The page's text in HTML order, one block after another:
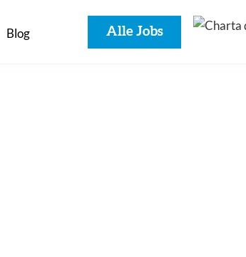
Blog Alle Jobs